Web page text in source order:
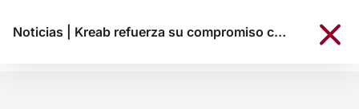
Noticias Kreab refuerza su compromiso con la sostenibilidad con la certificación ISO 14001